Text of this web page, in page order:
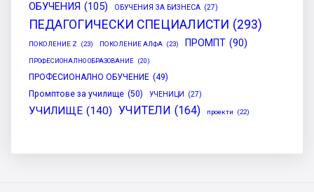
ОБУЧЕНИЯ (105) ОБУЧЕНИЯ ЗА БИЗНЕСА (27)
ПЕДАГОГИЧЕСКИ СПЕЦИАЛИСТИ (293)
ПОКОЛЕНИЕ Z (23) ПОКОЛЕНИЕ АЛФА (23) ПРОМПТ (90)
ПРОФЕСИОНАЛНО ОБРАЗОВАНИЕ (20)
ПРОФЕСИОНАЛНО ОБУЧЕНИЕ (49)
Промптове за училище (50) УЧЕНИЦИ (27)
УЧИЛИЩЕ (140) УЧИТЕЛИ (164) проекти (22)